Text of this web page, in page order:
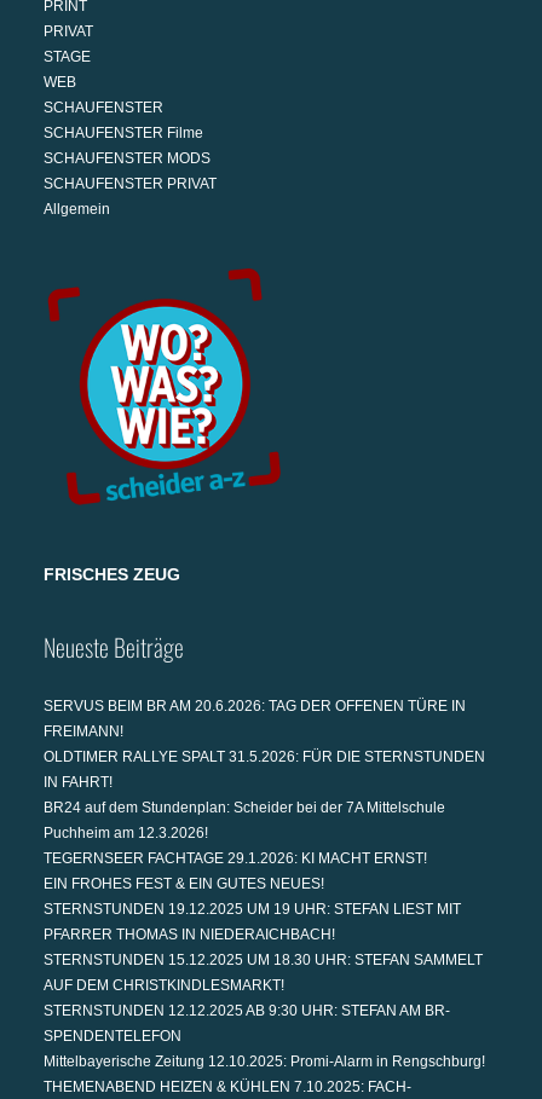
PRINT
PRIVAT
STAGE
WEB
SCHAUFENSTER
SCHAUFENSTER Filme
SCHAUFENSTER MODS
SCHAUFENSTER PRIVAT
Allgemein
FRISCHES ZEUG
Neueste Beiträge
SERVUS BEIM BR AM 20.6.2026: TAG DER OFFENEN TÜRE IN
FREIMANN!
OLDTIMER RALLYE SPALT 31.5.2026: FÜR DIE STERNSTUNDEN
IN FAHRT!
BR24 auf dem Stundenplan: Scheider bei der 7A Mittelschule
Puchheim am 12.3.2026!
TEGERNSEER FACHTAGE 29.1.2026: KI MACHT ERNST!
EIN FROHES FEST & EIN GUTES NEUES!
STERNSTUNDEN 19.12.2025 UM 19 UHR: STEFAN LIEST MIT
PFARRER THOMAS IN NIEDERAICHBACH!
STERNSTUNDEN 15.12.2025 UM 18.30 UHR: STEFAN SAMMELT
AUF DEM CHRISTKINDLESMARKT!
STERNSTUNDEN 12.12.2025 AB 9:30 UHR: STEFAN AM BR-
SPENDENTELEFON
Mittelbayerische Zeitung 12.10.2025: Promi-Alarm in Rengschburg!
THEMENABEND HEIZEN & KÜHLEN 7.10.2025: FACH-